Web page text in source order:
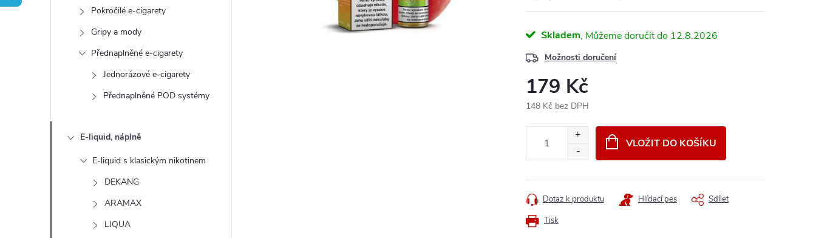
í
Pokročilé e-cigarety
Gripy a mody
Přednaplněné e-cigarety
Jednorázové e-cigarety
Přednaplněné POD systémy
E-liquid, náplně
E-liquid s klasickým nikotinem
DEKANG
ARAMAX
LIQUA
Skladem 12.8.2026
Možnosti doručení
179 Kč
148 Kč bez DPH
VLOŽIT DO KOŠÍKU
Tisk
Dotaz k produktu Hlídací pes Sdílet